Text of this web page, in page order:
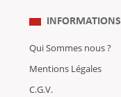
INFORMATIONS
Qui Sommes nous ?
Mentions Légales
C.G.V.